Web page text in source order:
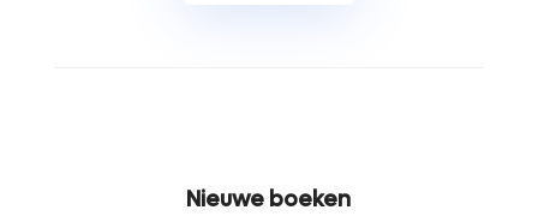
Nieuwe boeken